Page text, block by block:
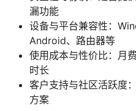
漏功能
设备与平台兼容性：
Android、路由器等
使用成本与性价比：月
时长
客户支持与社区活跃度
方案